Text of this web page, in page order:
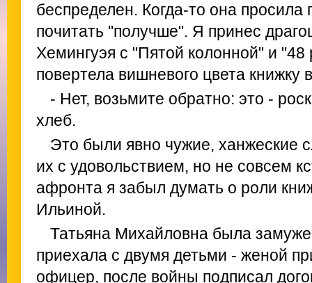
беспределен. Когда-то она просила
почитать "получше". Я принес
Хемингуэя с "Пятой колонной" и
повертела вишневого цвета книжку
- Нет, возьмите обратно: это -
хлеб.
Это были явно чужие, ханжеские
их с удовольствием, но не совсем
афронта я забыл думать о роли
Ильиной.
Татьяна Михайловна была
приехала с двумя детьми - женой
офицер, после войны подписал